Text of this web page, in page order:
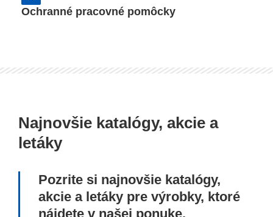
Ochranné pracovné pomôcky
Najnovšie katalógy, akcie a
letáky
Pozrite si najnovšie katalógy,
akcie a letáky pre výrobky, ktoré
nájdete v našej ponuke.